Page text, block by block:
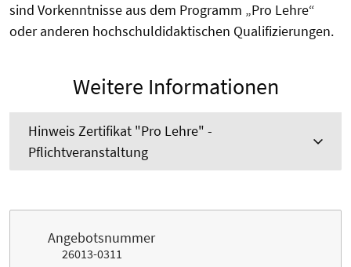
sind Vorkenntnisse aus dem Programm „Pro Lehre“
oder anderen hochschuldidaktischen Qualifizierungen.
Weitere Informationen
Hinweis Zertifikat "Pro Lehre" -
Pflichtveranstaltung
Angebotsnummer
26013-0311